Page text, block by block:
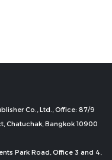
Co., Ltd., Office: 87/9
Chatuchak, Bangkok 10900
Park Road, Office 3 and 4,